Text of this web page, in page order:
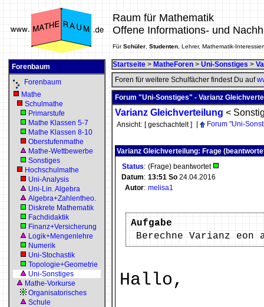
Raum für Mathematik
Offene Informations- und
FürSchüler Studenten , Lehrer, Mathematik-
Forenbaum
Forenbaum
Mathe
Schulmathe
Primarstufe
Mathe Klassen 5-7
Mathe Klassen 8-10
Oberstufenmathe
Mathe-Wettbewerbe
Sonstiges
Hochschulmathe
Uni-Analysis
Uni-Lin. Algebra
Algebra+Zahlentheo.
Diskrete Mathematik
Fachdidaktik
Finanz+Versicherung
Logik+Mengenlehre
Numerik
Uni-Stochastik
Topologie+Geometrie
Uni-Sonstiges
Mathe-Vorkurse
Organisatorisches
Schule
Startseite > MatheForen > Uni-Sonstiges >
Foren für weitere Schulfächer findest Du auf
Forum "Uni-Sonstiges" - Varianz
Varianz Gleichverteilung <
Ansicht: [ geschachtelt ] Forum "Uni-
Varianz Gleichverteilung: Frage
Status: (Frage) beantwortet
Datum: 13:51 So 24.04.2016
Autor: melisa1
Aufgabe
Berechne Varianz
Hallo,